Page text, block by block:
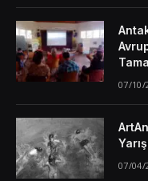
07/10/
07/04/